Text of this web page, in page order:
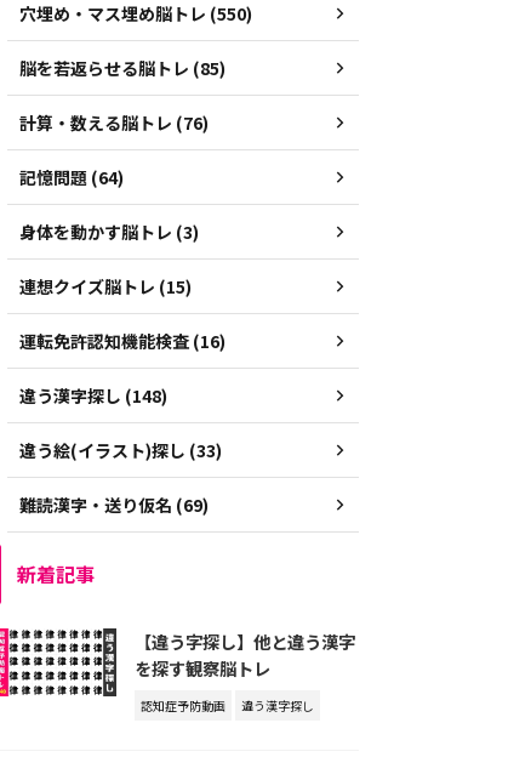
穴埋め・マス埋め脳トレ (550)
脳を若返らせる脳トレ (85)
計算・数える脳トレ (76)
記憶問題 (64)
身体を動かす脳トレ (3)
連想クイズ脳トレ (15)
運転免許認知機能検査 (16)
違う漢字探し (148)
違う絵(イラスト)探し (33)
難読漢字・送り仮名 (69)
新着記事
【違う字探し】他と違う漢字
を探す観察脳トレ
認知症予防動画 違う漢字探し